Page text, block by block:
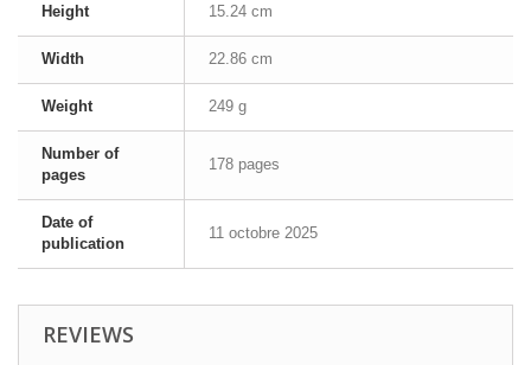
Height 15.24 cm
Width 22.86 cm
Weight 249 g
Number of
pages
178 pages
Date of
publication
11 octobre 2025
REVIEWS